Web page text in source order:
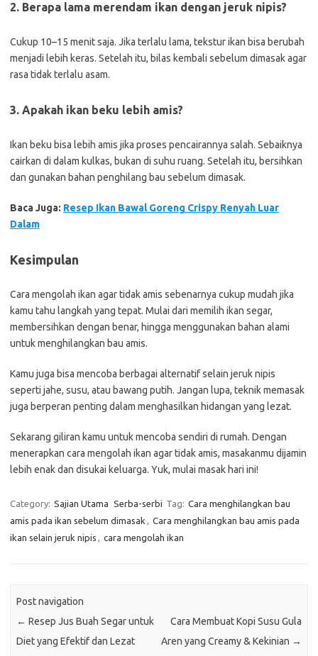
2. Berapa lama merendam ikan dengan jeruk nipis?
Cukup 10–15 menit saja. Jika terlalu lama, tekstur ikan bisa berubah
menjadi lebih keras. Setelah itu, bilas kembali sebelum dimasak agar
rasa tidak terlalu asam.
3. Apakah ikan beku lebih amis?
Ikan beku bisa lebih amis jika proses pencairannya salah. Sebaiknya
cairkan di dalam kulkas, bukan di suhu ruang. Setelah itu, bersihkan
dan gunakan bahan penghilang bau sebelum dimasak.
Baca Juga: Resep Ikan Bawal Goreng Crispy Renyah Luar
Dalam
Kesimpulan
Cara mengolah ikan agar tidak amis sebenarnya cukup mudah jika
kamu tahu langkah yang tepat. Mulai dari memilih ikan segar,
membersihkan dengan benar, hingga menggunakan bahan alami
untuk menghilangkan bau amis.
Kamu juga bisa mencoba berbagai alternatif selain jeruk nipis
seperti jahe, susu, atau bawang putih. Jangan lupa, teknik memasak
juga berperan penting dalam menghasilkan hidangan yang lezat.
Sekarang giliran kamu untuk mencoba sendiri di rumah. Dengan
menerapkan cara mengolah ikan agar tidak amis, masakanmu dijamin
lebih enak dan disukai keluarga. Yuk, mulai masak hari ini!
Category: Sajian Utama Serba-serbi Tag: Cara menghilangkan bau
amis pada ikan sebelum dimasak , Cara menghilangkan bau amis pada
ikan selain jeruk nipis , cara mengolah ikan
Post navigation
← Resep Jus Buah Segar untuk
Diet yang Efektif dan Lezat
Cara Membuat Kopi Susu Gula
Aren yang Creamy & Kekinian →